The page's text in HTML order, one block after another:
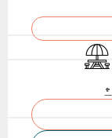
Aire